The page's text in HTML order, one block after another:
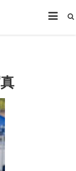
阪 高槻 精神
がい者によ
ルウェブ
ト
,高槻の精神障がい者によ